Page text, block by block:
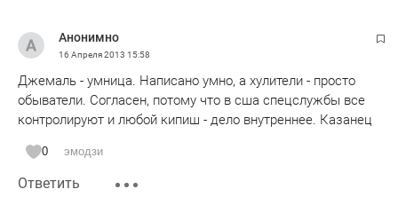
Анонимно
16 Апреля 2013 15:58
Джемаль - умница. Написано умно, а хулители - просто
обыватели. Согласен, потому что в сша спецслужбы все
контролируют и любой кипиш - дело внутреннее. Казанец
0 эмодзи
Ответить